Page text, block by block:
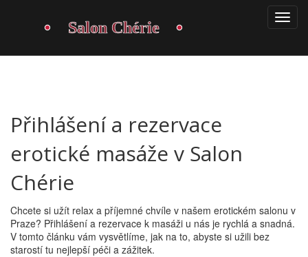
Přihlášení a rezervace
erotické masáže v Salon
Chérie
Chcete si užít relax a příjemné chvíle v našem erotickém salonu v
Praze? Přihlášení a rezervace k masáži u nás je rychlá a snadná.
V tomto článku vám vysvětlíme, jak na to, abyste si užili bez
starostí tu nejlepší péči a zážitek.